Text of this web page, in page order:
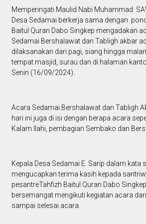
Memperingati Maulid Nabi Muhammad
Desa Sedamai berkerja sama dengan
Baitul Quran Dabo Singkep mengadakan
Sedamai Bershalawat dan Tabligh akbar
dilaksanakan dari pagi, siang hingga
tempat masjid, surau dan di halaman
Senin (16/09/2024).
Acara Sedamai Bershalawat dan Tabligh
hari ini juga di isi dengan berapa acara
Kalam Ilahi, pembagian Sembako dan
Kepala Desa Sedamai E. Sarip dalam kata
mengucapkan terima kasih kepada
pesantreTahfizh Baitul Quran Dabo
bersemangat mengikuti kegiatan acara
sampai selesai acara.